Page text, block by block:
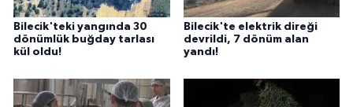
Bilecik'teki yangında 30
dönümlük buğday tarlası
kül oldu!
Bilecik'te elektrik direği
devrildi, 7 dönüm alan
yandı!